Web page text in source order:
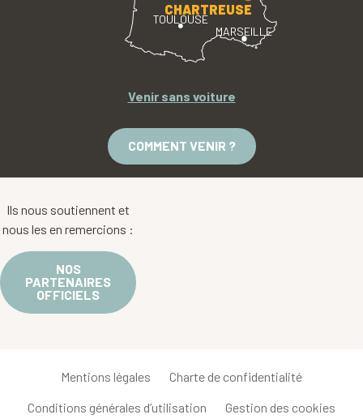
TOULOUSE
MARSEILLE
CHARTREUSE
Venir sans voiture
COMMENT VENIR ?
Ils nous soutiennent et
nous les en remercions :
NOS
PARTENAIRES
OFFICIELS
Mentions légales Charte de confidentialité
Conditions générales d’utilisation Gestion des cookies